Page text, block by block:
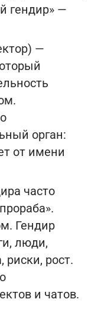
гендир» —
—
орган:
от имени
часто
Гендир
люди,
риски, рост.
и чатов.